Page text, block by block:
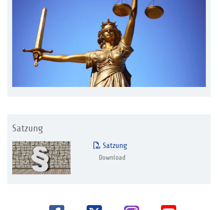
Satzung
Satzung
Download